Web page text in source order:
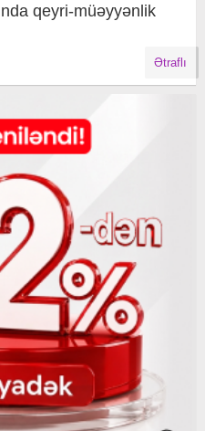
qeyri-müəyyənlik
Ətraflı